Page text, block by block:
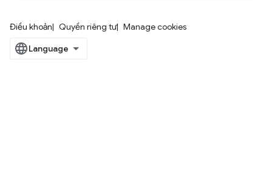
Điều khoản Quyền riêng tư Manage cookies